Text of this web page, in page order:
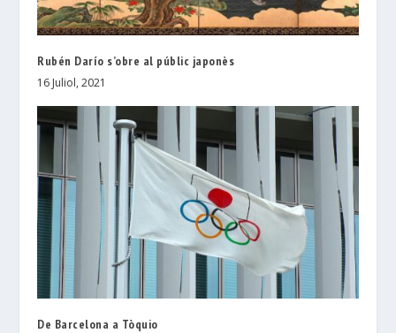
Rubén Darío s’obre al públic japonès
16 Juliol, 2021
De Barcelona a Tòquio